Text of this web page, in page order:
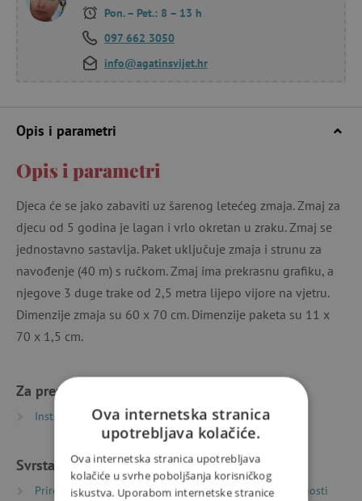
Pon. – Pet.: 8 – 13 h
097 662 3050
info@agatinsvijet.hr
Opis i parametri
Opis i parametri
Djeca će se jako zabaviti uz šarenog letećeg zmaja. Zmaj za
djecu od 5 godina je lagan i vrlo okretan u zraku. Zmaj se
jednostavno sastavlja. Paket uključuje zmaja i strunu za
navođenje (40 m) s ručkom. Zmaj ima prekrasnu grafiku, a
njegove 3 duge trake od 2,5 metra lijepo vijore na vjetru.
Dimenzije zmaja su 60 x 70 cm. Dimenzije paketa su 11 x
70 x 1,5 cm.
Za preuzimanje
Instrukce k sestavení | PDF | 1.54 MB
Svrstano u kategorije
Priroda i sport Sportske igre
Pokretne aktivnosti
Ova internetska stranica
upotrebljava kolačiće.
Ova internetska stranica upotrebljava
kolačiće u svrhe poboljšanja korisničkog
iskustva. Uporabom internetske stranice